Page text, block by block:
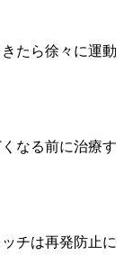
たら徐々に運動
なる前に治療す
チは再発防止に